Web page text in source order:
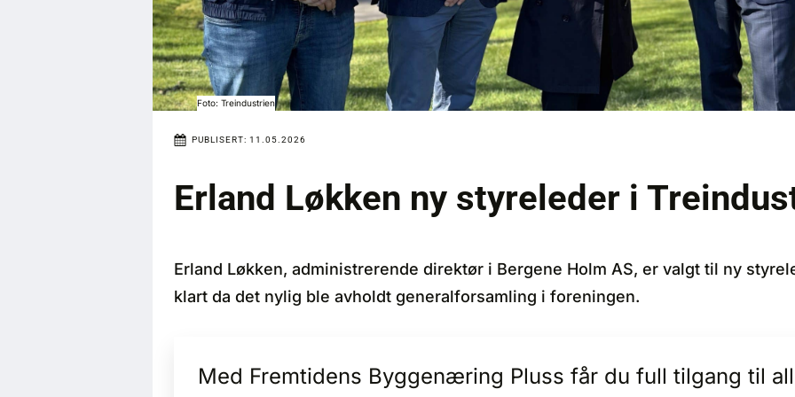
Foto: Treindustrien
PUBLISERT: 11.05.2026
Erland Løkken ny styreleder i
Erland Løkken, administrerende direktør i Bergene Holm AS, er valgt til ny
klart da det nylig ble avholdt generalforsamling i foreningen.
Med Fremtidens Byggenæring Pluss får du full tilgang til